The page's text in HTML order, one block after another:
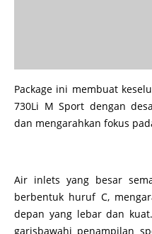
Package ini membuat
730Li M Sport dengan
dan mengarahkan fokus
Air inlets yang besar
berbentuk huruf C,
depan yang lebar dan
garisbawahi penampilan